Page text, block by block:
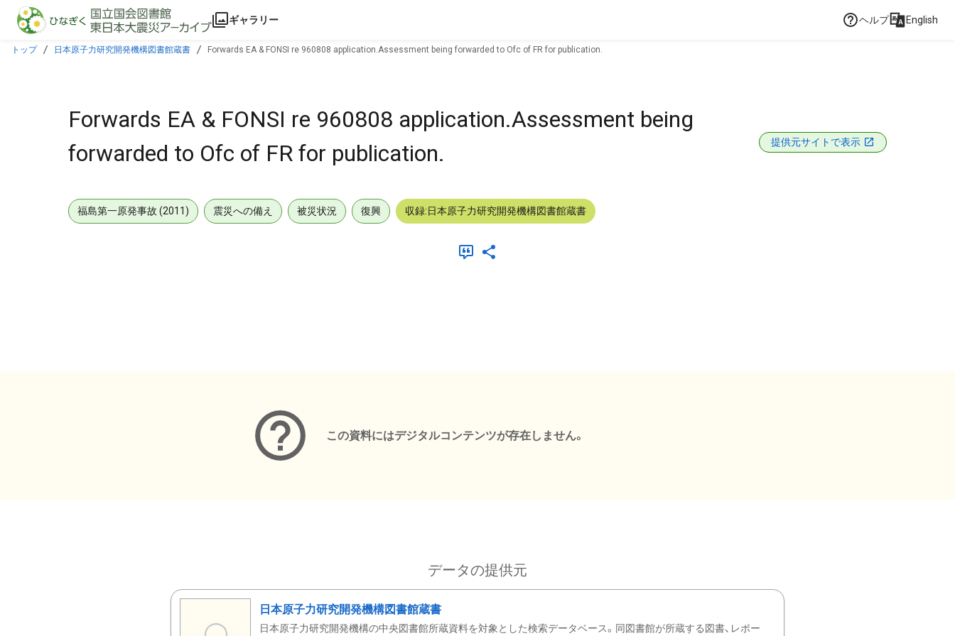
本文に飛ぶ
ギャラリー ヘルプ English
トップ 日本原子力研究開発機構図書館蔵書 Forwards EA & FONSI re 960808 application.Assessment being forwarded to Ofc of FR for publication.
Forwards EA & FONSI re 960808 application.Assessment being
forwarded to Ofc of FR for publication.
提供元サイトで表示
福島第一原発事故 (2011) 震災への備え 被災状況 復興 収録:日本原子力研究開発機構図書館蔵書
この資料にはデジタルコンテンツが存在しません。
データの提供元
日本原子力研究開発機構図書館蔵書
日本原子力研究開発機構の中央図書館所蔵資料を対象とした検索データベース。同図書館が所蔵する図書、レポー